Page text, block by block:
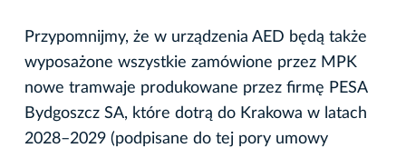
Przypomnijmy, że w urządzenia AED będą także
wyposażone wszystkie zamówione przez MPK
nowe tramwaje produkowane przez firmę PESA
Bydgoszcz SA, które dotrą do Krakowa w latach
2028–2029 (podpisane do tej pory umowy